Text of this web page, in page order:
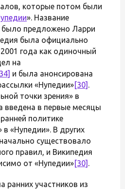
которые потом были
». Название
было предложено Ларри
была официально
года как одиночный
на
и была анонсирована
«Нупедии»[30] .
точки зрения» в
введена в первые месяцы
политике
«Нупедии». В других
существовало
правил, и Википедия
от «Нупедии»[30] .
ранних участников из